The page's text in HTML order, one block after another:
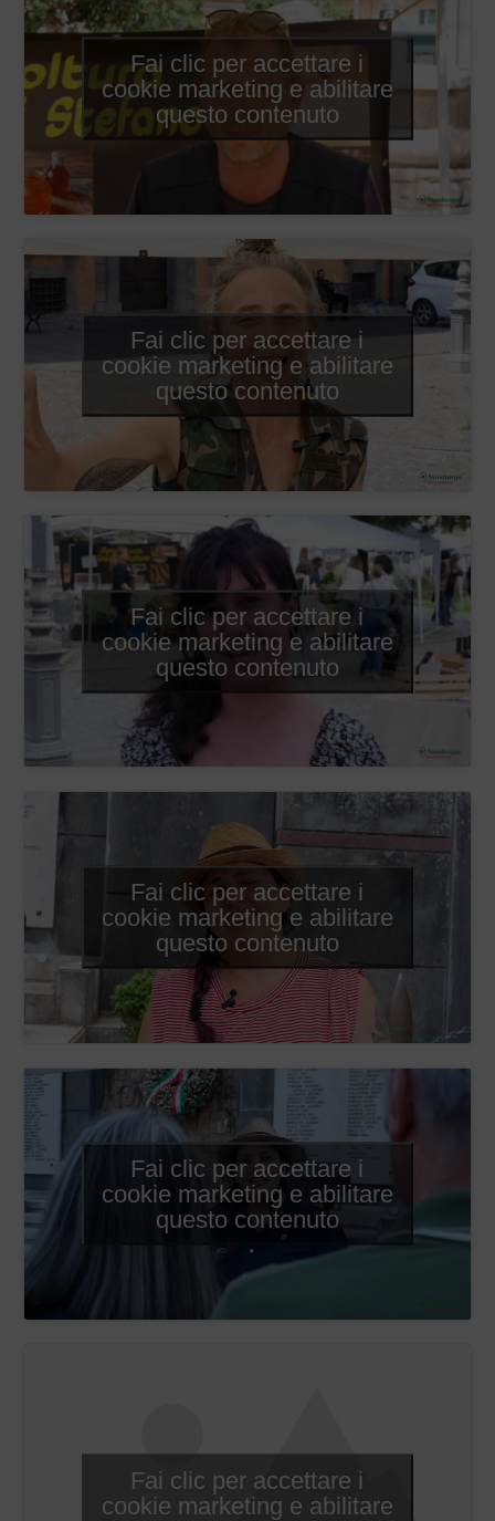
Fai clic per accettare i
cookie marketing e abilitare
questo contenuto
Fai clic per accettare i
cookie marketing e abilitare
questo contenuto
Fai clic per accettare i
cookie marketing e abilitare
questo contenuto
Fai clic per accettare i
cookie marketing e abilitare
questo contenuto
Fai clic per accettare i
cookie marketing e abilitare
questo contenuto
Fai clic per accettare i
cookie marketing e abilitare